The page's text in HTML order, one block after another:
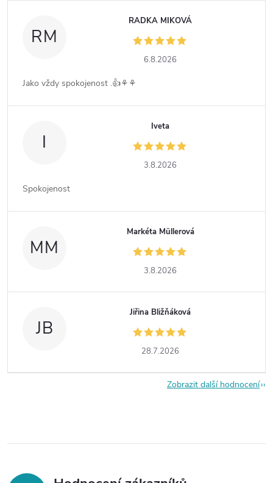
RM
RADKA MIKOVÁ
6.8.2026
Jako vždy spokojenost .👍⚘️⚘️
I
Iveta
3.8.2026
Spokojenost
MM
Markéta Müllerová
3.8.2026
JB
Jiřina Bližňáková
28.7.2026
Zobrazit další hodnocení